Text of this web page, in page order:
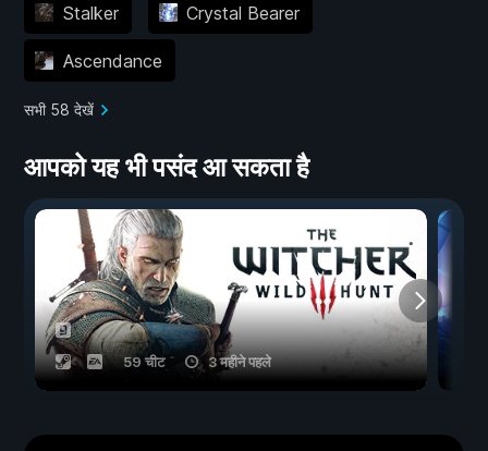
Stalker Crystal Bearer
Ascendance
सभी 58 देखें
आपको यह भी पसंद आ सकता है
59 चीट 3 महीने पहले